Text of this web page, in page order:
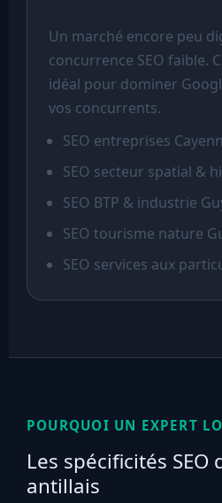
Un marché encore peu
concurrence SEO faible.
idéal pour dominer
vos concurrents.
SEO entreprises
SEO secteur spatial &
SEO BTP & industrie
SEO tourisme nature
SEO services aux
POURQUOI UN EXPERT
Les spécificités SEO
antillais